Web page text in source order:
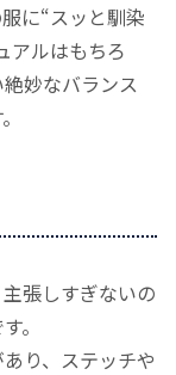
に“スッと馴染
アルはもちろ
妙なバランス
張しすぎないの
。
り、ステッチや